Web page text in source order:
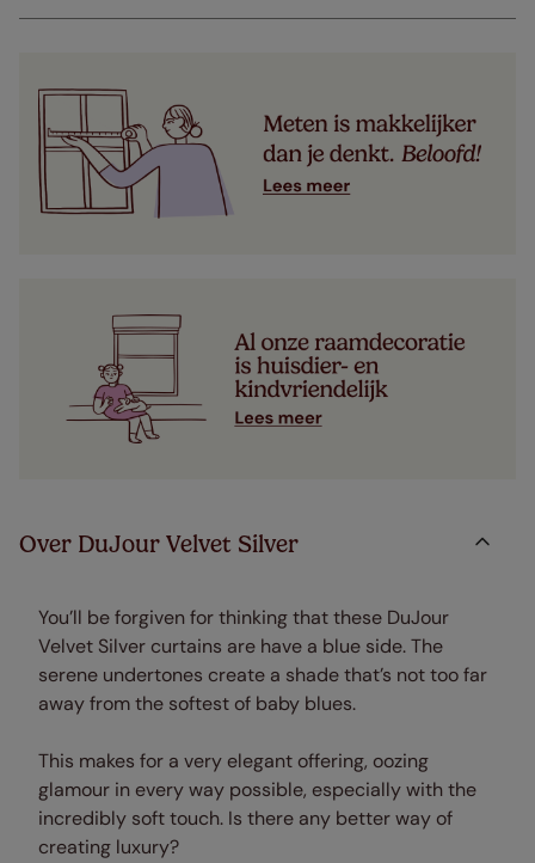
Over DuJour Velvet Silver
You’ll be forgiven for thinking that these DuJour
Velvet Silver curtains are have a blue side. The
serene undertones create a shade that’s not too far
away from the softest of baby blues.
This makes for a very elegant offering, oozing
glamour in every way possible, especially with the
incredibly soft touch. Is there any better way of
creating luxury?